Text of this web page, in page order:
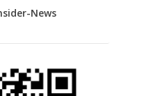
News